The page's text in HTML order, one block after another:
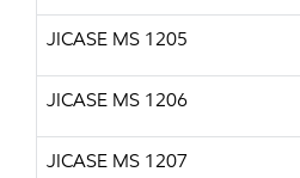
JICASE MS 1205
JICASE MS 1206
JICASE MS 1207